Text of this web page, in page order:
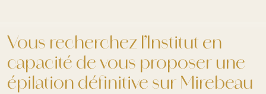
Vous recherchez l’Institut en
capacité de vous proposer une
épilation définitive sur Mirebeau